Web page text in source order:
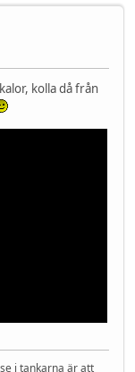
kolla då från
i tankarna är att